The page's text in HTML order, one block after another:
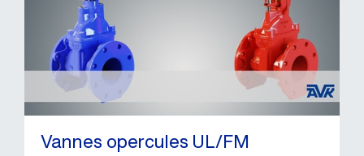
Vannes opercules UL/FM